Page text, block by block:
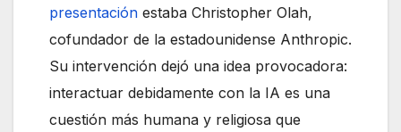
presentación estaba Christopher Olah,
cofundador de la estadounidense Anthropic.
Su intervención dejó una idea provocadora:
interactuar debidamente con la IA es una
cuestión más humana y religiosa que